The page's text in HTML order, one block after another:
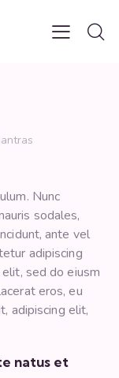
Nunc
sodales,
ante vel
adipiscing
sed do eiusm
eros, eu
adipiscing elit,
natus et